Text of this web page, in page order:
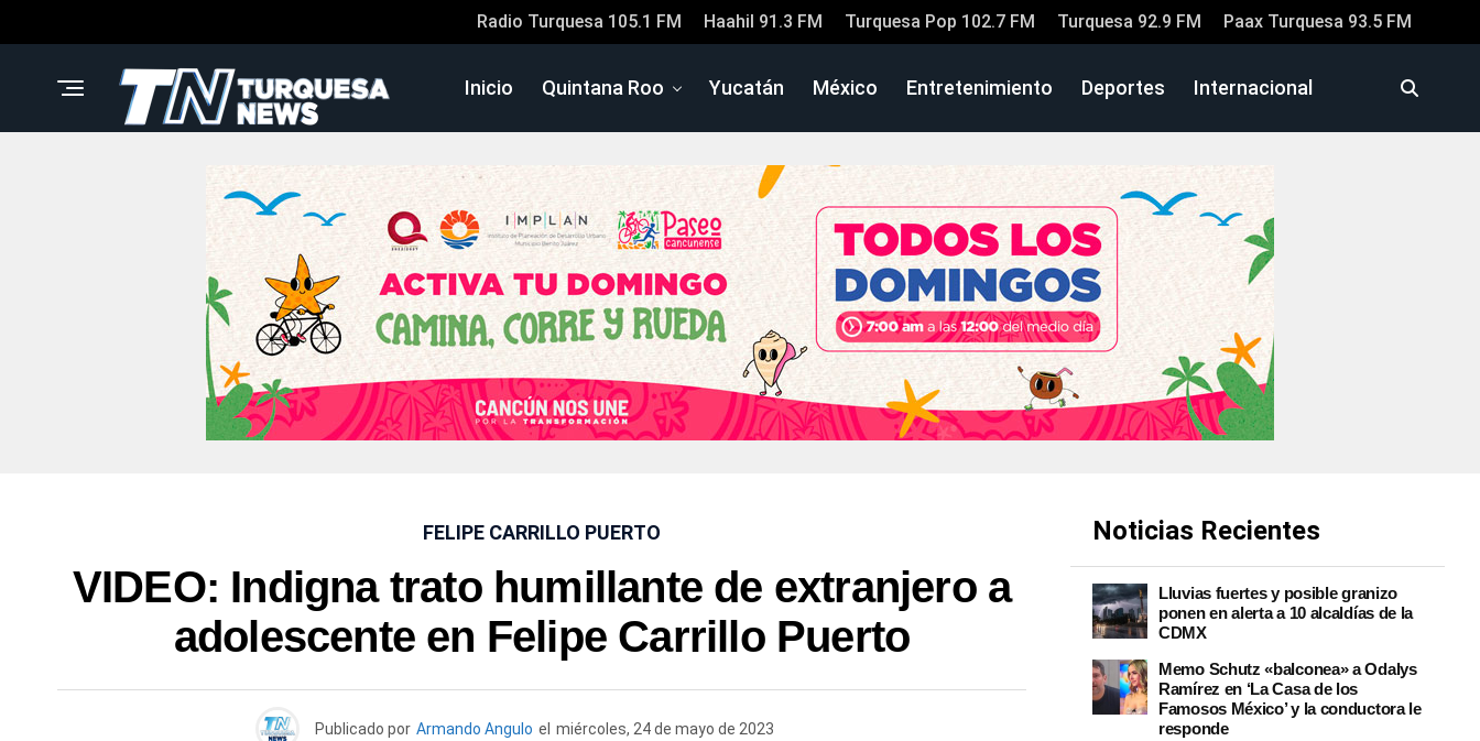
Radio Turquesa 105.1 FM Haahil 91.3 FM Turquesa Pop 102.7 FM Turquesa 92.9 FM Paax Turquesa 93.5 FM
Inicio Quintana Roo Yucatán México Entretenimiento Deportes Internacional
FELIPE CARRILLO PUERTO
VIDEO: Indigna trato humillante de extranjero a
adolescente en Felipe Carrillo Puerto
Publicado por Armando Angulo el miércoles, 24 de mayo de 2023
Noticias Recientes
Lluvias fuertes y posible granizo
ponen en alerta a 10 alcaldías de la
CDMX
Memo Schutz «balconea» a Odalys
Ramírez en ‘La Casa de los
Famosos México’ y la conductora le
responde